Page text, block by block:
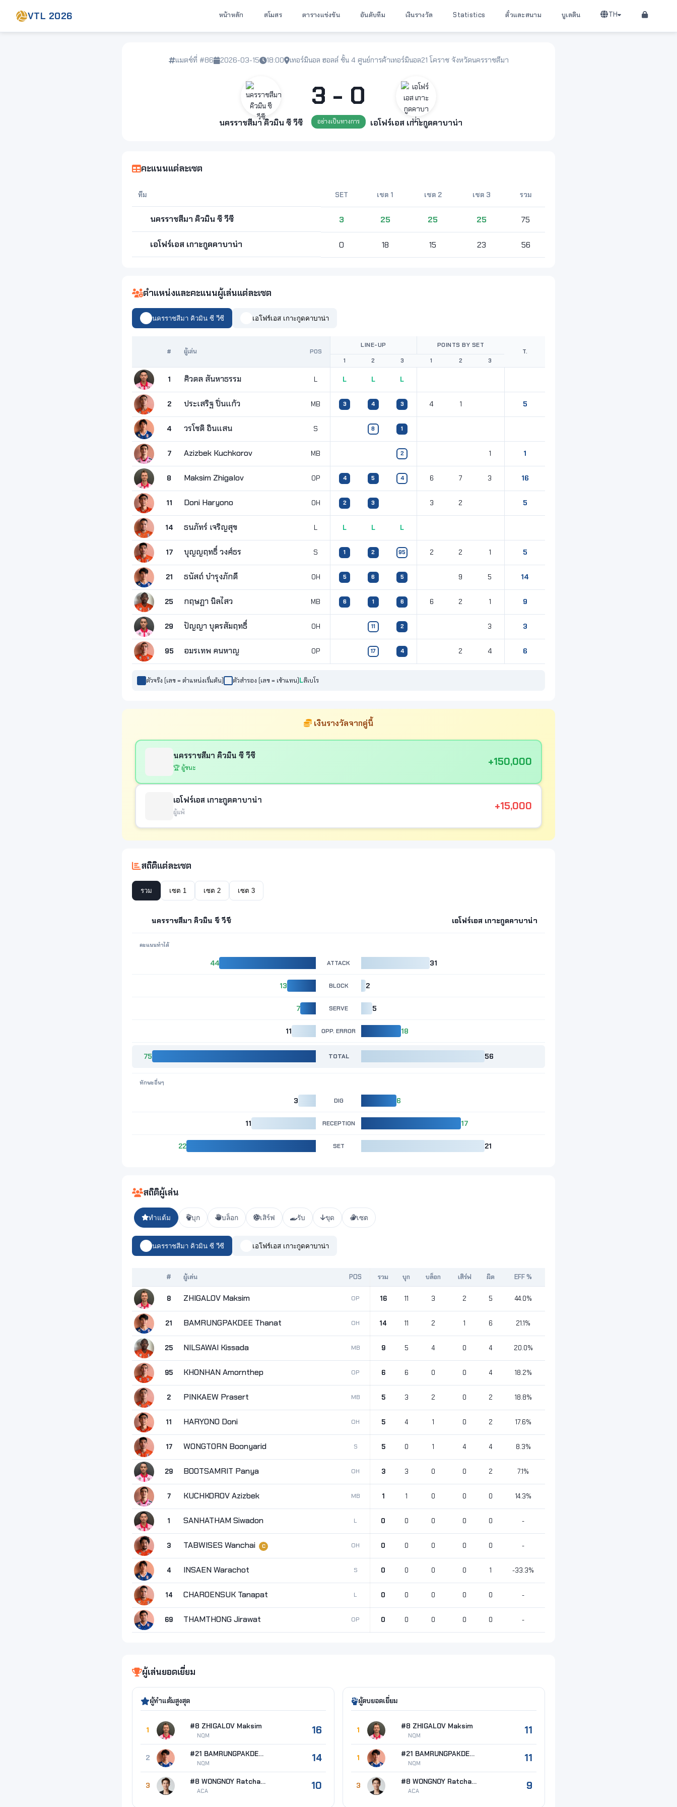
VTL 2026 หน้าหลัก สโมสร ตารางแข่งขัน อันดับทีม เงินรางวัล Statistics ตั๋วและสนาม บูเลติน TH
แมตช์ที่ #86 2026-03-15 18:00 เทอร์มินอล ฮอลล์ ชั้น 4 ศูนย์การค้าเทอร์มินอล21 โคราช จังหวัดนครราชสีมา
นครราชสีมา คิวมิน ซี วีซี
3 - 0
อย่างเป็นทางการ เอโฟร์เอส เกาะกูดคาบาน่า
คะแนนแต่ละเซต
ทีม SET เซต 1 เซต 2 เซต 3 รวม
นครราชสีมา คิวมิน ซี วีซี 3 25 25 25 75
เอโฟร์เอส เกาะกูดคาบาน่า 0 18 15 23 56
ตำแหน่งและคะแนนผู้เล่นแต่ละเซต
นครราชสีมา คิวมิน ซี วีซี เอโฟร์เอส เกาะกูดคาบาน่า
# ผู้เล่น POS
LINE-UP
POINTS BY SET
T.
1 2 3 1 2 3
1 ศิวดล สันหาธรรม L L L L
2 ประเสริฐ ปิ่นแก้ว MB 3 4 3 4 1 5
4 วรโชติ อินแสน S 8 1
7 Azizbek Kuchkorov MB 2 1 1
8 Maksim Zhigalov OP 4 5 4 6 7 3 16
11 Doni Haryono OH 2 3 3 2 5
14 ธนภัทร์ เจริญสุข L L L L
17 บุญญฤทธิ์ วงศ์ธร S 1 2 95 2 2 1 5
21 ธนัสถ์ บำรุงภักดี OH 5 6 5 9 5 14
25 กฤษฏา นิลไสว MB 6 1 6 6 2 1 9
29 ปัญญา บุตรสัมฤทธิ์ OH 11 2 3 3
95 อมรเทพ คนหาญ OP 17 4 2 4 6
ตัวจริง (เลข = ตำแหน่งเริ่มต้น) ตัวสำรอง (เลข = เข้าแทน) ลิเบโร
เงินรางวัลจากคู่นี้
นครราชสีมา คิวมิน ซี วีซี
🏆 ผู้ชนะ +150,000
เอโฟร์เอส เกาะกูดคาบาน่า
ผู้แพ้ +15,000
สถิติแต่ละเซต
รวม เซต 1 เซต 2 เซต 3
นครราชสีมา คิวมิน ซี วีซี เอโฟร์เอส เกาะกูดคาบาน่า
คะแนนทำได้
44 ATTACK 31
13 BLOCK 2
7 SERVE 5
11 OPP. ERROR 18
75 TOTAL 56
ทักษะอื่นๆ
3 DIG 6
11 RECEPTION 17
22 SET 21
สถิติผู้เล่น
ทำแต้ม บุก บล็อก เสิร์ฟ รับ ขุด เซต
นครราชสีมา คิวมิน ซี วีซี เอโฟร์เอส เกาะกูดคาบาน่า
# ผู้เล่น POS รวม บุก บล็อก เสิร์ฟ ผิด EFF %
8 ZHIGALOV Maksim OP 16 11 3 2 5 44.0%
21 BAMRUNGPAKDEE Thanat OH 14 11 2 1 6 21.1%
25 NILSAWAI Kissada MB 9 5 4 0 4 20.0%
95 KHONHAN Amornthep OP 6 6 0 0 4 18.2%
2 PINKAEW Prasert MB 5 3 2 0 2 18.8%
11 HARYONO Doni OH 5 4 1 0 2 17.6%
17 WONGTORN Boonyarid S 5 0 1 4 4 8.3%
29 BOOTSAMRIT Panya OH 3 3 0 0 2 7.1%
7 KUCHKOROV Azizbek MB 1 1 0 0 0 14.3%
1 SANHATHAM Siwadon L 0 0 0 0 0 -
3 TABWISES Wanchai C OH 0 0 0 0 0 -
4 INSAEN Warachot S 0 0 0 0 1 -33.3%
14 CHAROENSUK Tanapat L 0 0 0 0 0 -
69 THAMTHONG Jirawat OP 0 0 0 0 0 -
ผู้เล่นยอดเยี่ยม
ผู้ทำแต้มสูงสุด
1 #8 ZHIGALOV Maksim
NQM 16
2 #21 BAMRUNGPAKDEE Thanat
NQM 14
3 #8 WONGNOY Ratchanon
ACA 10
ผู้ตบยอดเยี่ยม
1 #8 ZHIGALOV Maksim
NQM 11
1 #21 BAMRUNGPAKDEE Thanat
NQM 11
3 #8 WONGNOY Ratchanon
ACA 9